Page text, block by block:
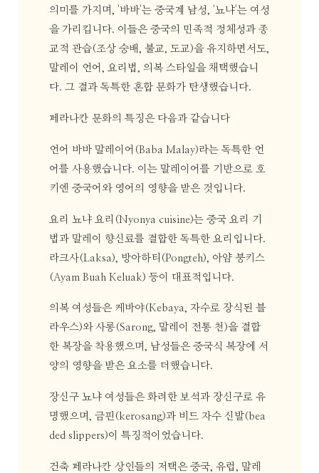
의미를 가지며, '바바'는 중국계 남성, '뇨냐'는 여성
을 가리킵니다. 이들은 중국의 민족적 정체성과 종
교적 관습(조상 숭배, 불교, 도교)을 유지하면서도,
말레이 언어, 요리법, 의복 스타일을 채택했습니
다. 그 결과 독특한 혼합 문화가 탄생했습니다.
페라나칸 문화의 특징은 다음과 같습니다
언어 바바 말레이어(Baba Malay)라는 독특한 언
어를 사용했습니다. 이는 말레이어를 기반으로 호
키엔 중국어와 영어의 영향을 받은 것입니다.
요리 뇨냐 요리(Nyonya cuisine)는 중국 요리 기
법과 말레이 향신료를 결합한 독특한 요리입니다.
라크사(Laksa), 방아하티(Pongteh), 아얌 붕키스
(Ayam Buah Keluak) 등이 대표적입니다.
의복 여성들은 케바야(Kebaya, 자수로 장식된 블
라우스)와 사롱(Sarong, 말레이 전통 천)을 결합
한 복장을 착용했으며, 남성들은 중국식 복장에 서
양의 영향을 받은 요소를 더했습니다.
장신구 뇨냐 여성들은 화려한 보석과 장신구로 유
명했으며, 금핀(kerosang)과 비드 자수 신발(bea
ded slippers)이 특징적이었습니다.
건축 페라나칸 상인들의 저택은 중국, 유럽, 말레